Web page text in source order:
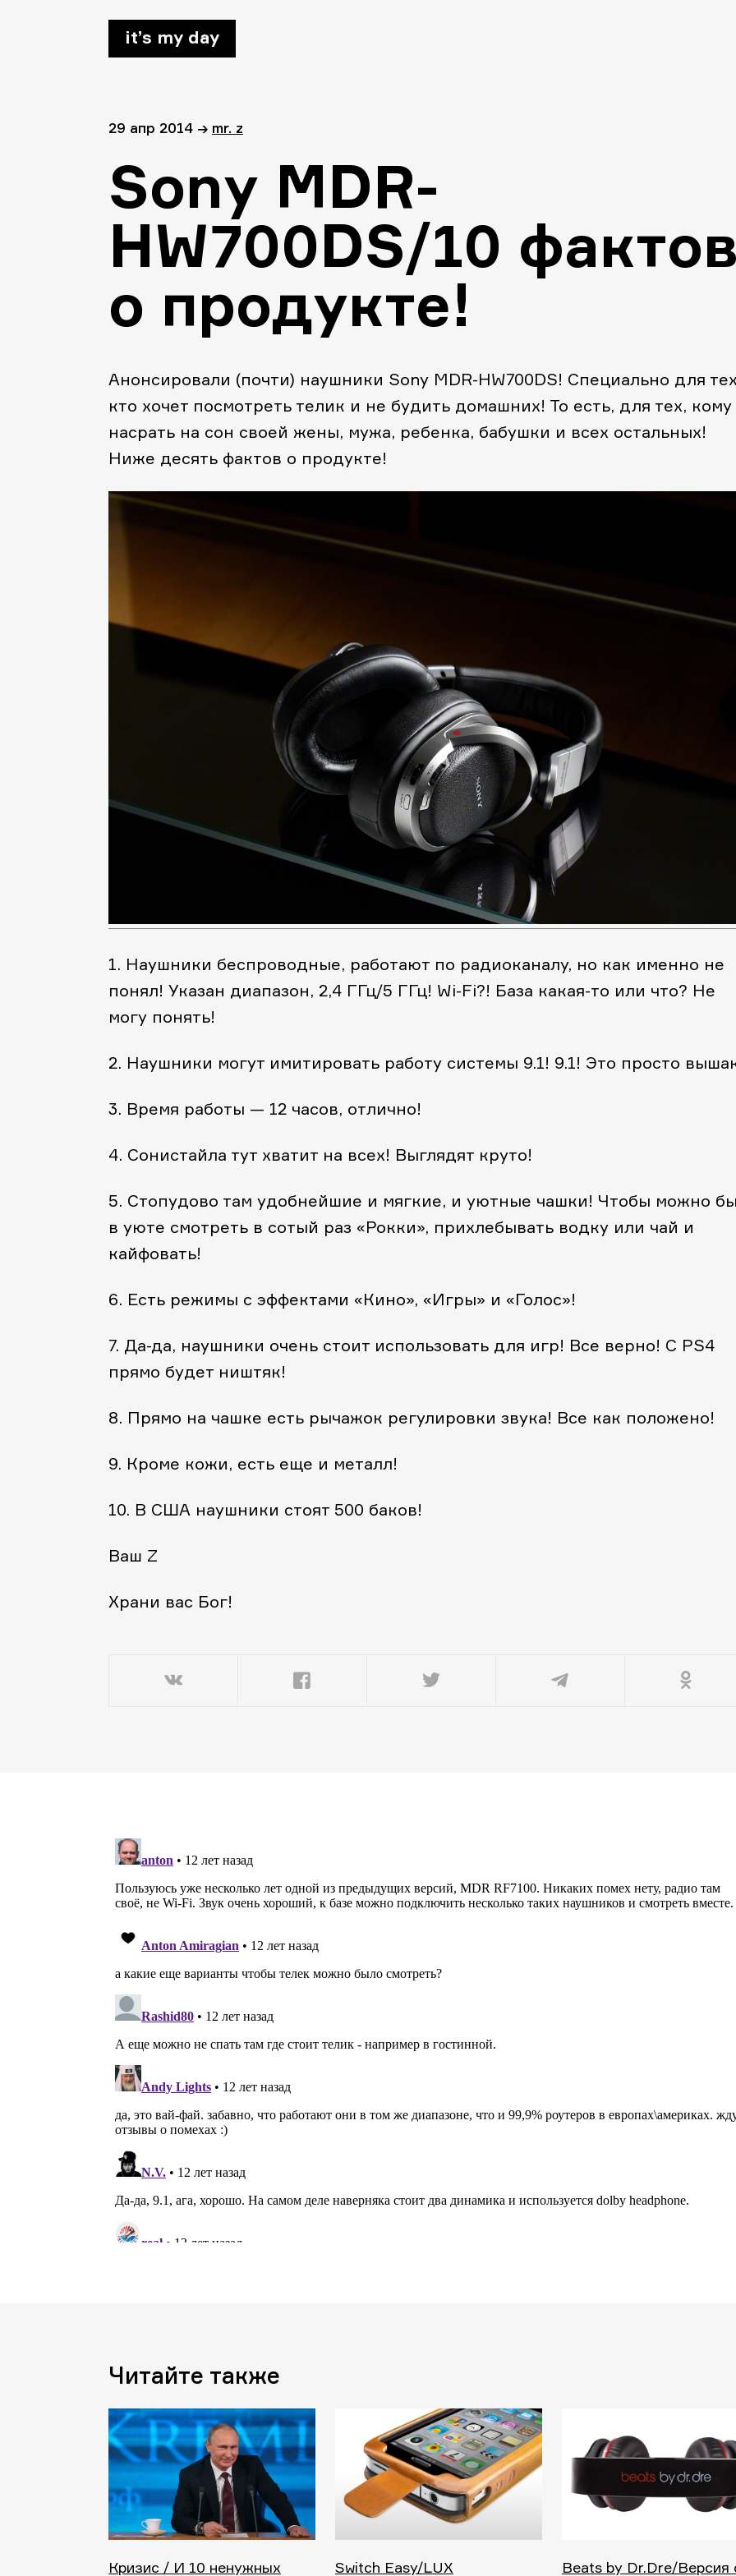
it’s my day
29 апр 2014 → mr. z
Sony MDR-
HW700DS/10
о продукте!
Анонсировали (почти) наушники Sony MDR-HW700DS! Специально для
кто хочет посмотреть телик и не будить домашних! То есть, для тех,
насрать на сон своей жены, мужа, ребенка, бабушки и всех остальных!
Ниже десять фактов о продукте!
1. Наушники беспроводные, работают по радиоканалу, но как именно не
понял! Указан диапазон, 2,4 ГГц/5 ГГц! Wi-Fi?! База какая-то или что? Не
могу понять!
2. Наушники могут имитировать работу системы 9.1! 9.1! Это просто
3. Время работы — 12 часов, отлично!
4. Сонистайла тут хватит на всех! Выглядят круто!
5. Стопудово там удобнейшие и мягкие, и уютные чашки! Чтобы можно
в уюте смотреть в сотый раз «Рокки», прихлебывать водку или чай и
кайфовать!
6. Есть режимы с эффектами «Кино», «Игры» и «Голос»!
7. Да-да, наушники очень стоит использовать для игр! Все верно! С PS4
прямо будет ништяк!
8. Прямо на чашке есть рычажок регулировки звука! Все как положено!
9. Кроме кожи, есть еще и металл!
10. В США наушники стоят 500 баков!
Ваш Z
Храни вас Бог!
Читайте также
Кризис / И 10 ненужных Switch Easy/LUX Beats by Dr.Dre/Версия